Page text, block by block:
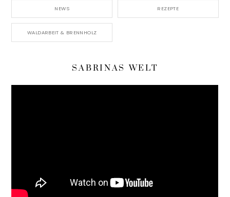
NEWS REZEPTE
WALDARBEIT & BRENNHOLZ
SABRINAS WELT